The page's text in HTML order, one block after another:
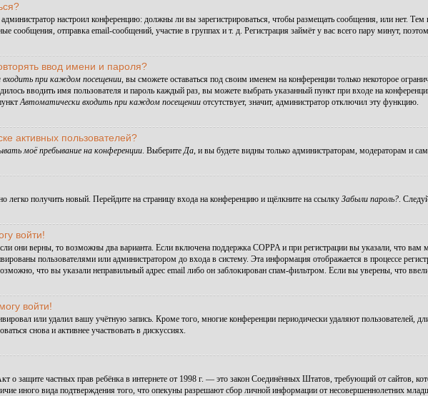
настроил конференцию: должны ли вы зарегистрироваться, чтобы размещать сообщения, или нет.
сообщения, отправка email-сообщений, участие в группах и т. д. Регистрация займёт у вас всего пару минут,
ввод имени и пароля?
при каждом посещении, вы сможете оставаться под своим именем на конференции только некоторое
вводить имя пользователя и пароль каждый раз, вы можете выбрать указанный пункт при входе на
Автоматически входить при каждом посещении отсутствует, значит, администратор отключил эту функцию.
активных пользователей?
моё пребывание на конференции. ВыберитеДа, и вы будете видны только администраторам, модераторам и
легко получить новый. Перейдите на страницу входа на конференцию и щёлкните на ссылку Забыли пароль?.
войти!
они верны, то возможны два варианта. Если включена поддержка COPPA и при регистрации вы указали, что
пользователями или администратором до входа в систему. Эта информация отображается в процессе
что вы указали неправильный адрес email либо он заблокирован спам-фильтром. Если вы уверены, что
войти!
или удалил вашу учётную запись. Кроме того, многие конференции периодически удаляют пользователей,
снова и активнее участвовать в дискуссиях.
о защите частных прав ребёнка в интернете от 1998 г. — это закон Соединённых Штатов, требующий от сайтов,
иного вида подтверждения того, что опекуны разрешают сбор личной информации от несовершеннолетних